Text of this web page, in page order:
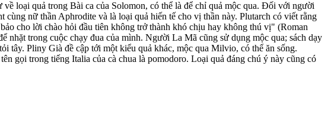
loại quả trong Bài ca của Solomon, có thể là để chỉ quả mộc qua. Đối với người
nữ thần Aphrodite và là loại quả hiến tế cho vị thần này. Plutarch có viết rằng
cho lời chào hỏi đầu tiên không trở thành khó chịu hay không thú vị" (Roman
nhặt trong cuộc chạy đua của mình. Người La Mã cũng sử dụng mộc qua; sách dạy
tây. Pliny Già đề cập tới một kiểu quả khác, mộc qua Milvio, có thể ăn sống.
gọi trong tiếng Italia của cà chua là pomodoro. Loại quả đáng chú ý này cũng có